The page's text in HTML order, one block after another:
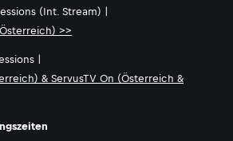
(Int. Stream) |
>>
|
& ServusTV On (Österreich &